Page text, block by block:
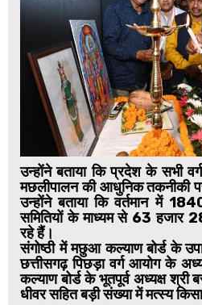
उन्होंने बताया कि प्रदेश के सभी
मछलीपालन की आधुनिक तकनीकी पर
उन्होंने बताया कि वर्तमान में
समितियों के माध्यम से 63 हजार
रहे हैं।
संगोष्ठी में मछुआ कल्याण बोर्ड के
छत्तीसगढ़ पिछड़ा वर्ग आयोग के
कल्याण बोर्ड के भूतपूर्व अध्यक्ष
धीवर सहित बड़ी संख्या में मत्स्य